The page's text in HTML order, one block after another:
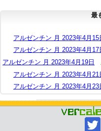
最
アルゼンチン 月 2023年4月15
アルゼンチン 月 2023年4月17
アルゼンチン 月 2023年4月19日
アルゼンチン 月 2023年4月21
アルゼンチン 月 2023年4月23